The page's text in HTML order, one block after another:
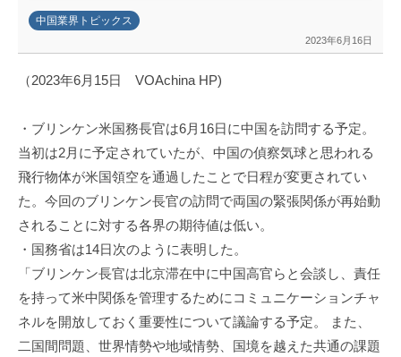
促
進
構
中国業界トピックス
2023年6月16日
日
投
資
促
構
(
c
i
p
（2023年6月15日 VOAchina HP)
・ブリンケン米国務長官は6月16日に中国を訪問する予定。
当初は2月に予定されていたが、中国の偵察気球と思われる
飛行物体が米国領空を通過したことで日程が変更されてい
た。今回のブリンケン長官の訪問で両国の緊張関係が再始動
されることに対する各界の期待値は低い。
・国務省は14日次のように表明した。
「ブリンケン長官は北京滞在中に中国高官らと会談し、責任
を持って米中関係を管理するためにコミュニケーションチャ
ネルを開放しておく重要性について議論する予定。 また、
二国間問題、世界情勢や地域情勢、国境を越えた共通の課題
構